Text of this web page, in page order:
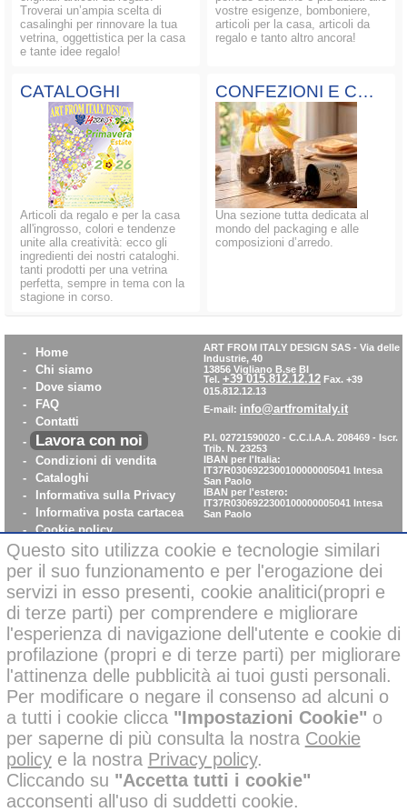
Troverai un’ampia scelta di
casalinghi per rinnovare la tua
vetrina, oggettistica per la casa
e tante idee regalo!
vostre esigenze, bomboniere,
articoli per la casa, articoli da
regalo e tanto altro ancora!
CATALOGHI
Articoli da regalo e per la casa
all'ingrosso, colori e tendenze
unite alla creatività: ecco gli
ingredienti dei nostri cataloghi.
tanti prodotti per una vetrina
perfetta, sempre in tema con la
stagione in corso.
CONFEZIONI E COMPOSIZIONI
Una sezione tutta dedicata al
mondo del packaging e alle
composizioni d’arredo.
-
Home
-
Chi siamo
-
Dove siamo
-
FAQ
-
Contatti
-
Lavora con noi
-
Condizioni di vendita
-
Cataloghi
-
Informativa sulla Privacy
-
Informativa posta cartacea
- Cookie policy
- WhistleBlowing
Parità di Genere
ART FROM ITALY DESIGN SAS - Via delle
Industrie, 40
13856 Vigliano B.se BI
Tel. +39 015.812.12.12 Fax. +39
015.812.12.13
E-mail: info@artfromitaly.it
P.I. 02721590020 - C.C.I.A.A. 208469 - Iscr.
Trib. N. 23253
IBAN per l'Italia:
IT37R0306922300100000005041 Intesa
San Paolo
IBAN per l'estero:
IT37R0306922300100000005041 Intesa
San Paolo
Pagamenti sicuri con carta di credito on-line
Alcune immagini di questo sito possono essere state corrette negli
sfondi o migliorate nelle ambientazioni con l’ausilio di intelligenza
artificiale per finalità creative e illustrative.
Tutti i nostri prodotti presenti nelle foto invece, sono reali e non sono
stati modificati o alterati; inoltre i prodotti a marchio
Questo sito utilizza cookie e tecnologie similari
per il suo funzionamento e per l'erogazione dei
servizi in esso presenti, cookie analitici(propri e
di terze parti) per comprendere e migliorare
l'esperienza di navigazione dell'utente e cookie di
profilazione (propri e di terze parti) per migliorare
l'attinenza delle pubblicità ai tuoi gusti personali.
Per modificare o negare il consenso ad alcuni o
a tutti i cookie clicca "Impostazioni Cookie" o
per saperne di più consulta la nostra Cookie
policye la nostra Privacy policy.
Cliccando su "Accetta tutti i cookie"
acconsenti all'uso di suddetti cookie.